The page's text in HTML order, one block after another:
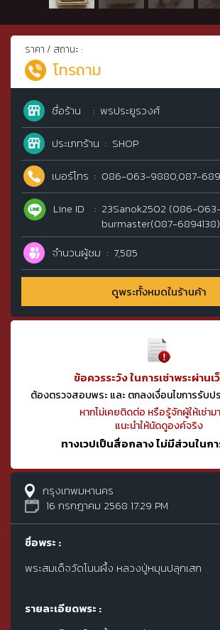
ราคา / สถานะ :
โทรถาม
ชื่อร้าน
พรประยูรวงศ์
ประเภทร้าน
SHOP
เบอร์โทร
086-063-9880,087-
Line ID
23Sanok2502 (086-
burmaster(087-6894138)
จำนวนผู้ชม
7,585
ดูพระทั้งหมดในร้านค้า
ข้อควรระวัง ในการเช่าพระผ่านเ
ต้องตรวจสอบพระ และ ตกลงเงื่อนไขการรับป
หากไม่เคยติดต่อ หรือรู้จักผู้ให้เช่าม
แนะนำให้นัดดูองค์จริง
ทางเวปเป็นสื่อกลาง ไม่มีส่วนในกา
กรุงเทพมหานคร
16 กรกฎาคม 2568 17:29 PM
ชื่อพระ :
พระสมเด็จวัดโนนผึ้ง หลวงปู่หมุนปลุกเสก
รายละเอียดพระ :